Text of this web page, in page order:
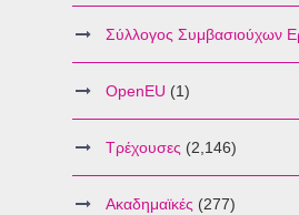
Σύλλογος Συμβασιούχων
OpenEU (1)
Τρέχουσες (2,146)
Ακαδημαϊκές (277)